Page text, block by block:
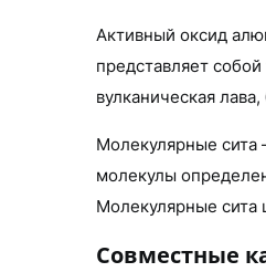
Активный оксид
представляет
вулканическая
Молекулярные сита
молекулы
Молекулярные сита
Совместные